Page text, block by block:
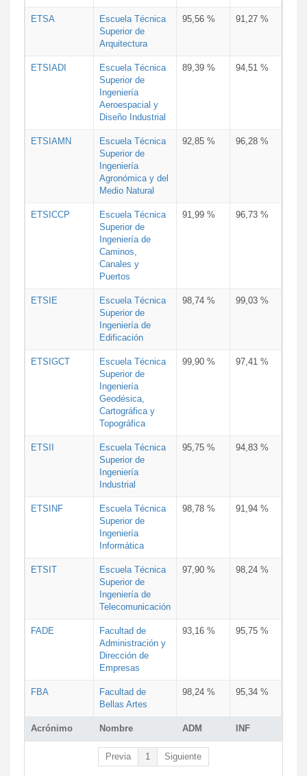
Acrónimo Nombre ADM INF
ETSA
Escuela Técnica
Superior de
Arquitectura
95,56 % 91,27 %
ETSIADI
Escuela Técnica
Superior de
Ingeniería
Aeroespacial y
Diseño Industrial
89,39 % 94,51 %
ETSIAMN
Escuela Técnica
Superior de
Ingeniería
Agronómica y del
Medio Natural
92,85 % 96,28 %
ETSICCP
Escuela Técnica
Superior de
Ingeniería de
Caminos,
Canales y
Puertos
91,99 % 96,73 %
ETSIE
Escuela Técnica
Superior de
Ingeniería de
Edificación
98,74 % 99,03 %
ETSIGCT
Escuela Técnica
Superior de
Ingeniería
Geodésica,
Cartográfica y
Topográfica
99,90 % 97,41 %
ETSII
Escuela Técnica
Superior de
Ingeniería
Industrial
95,75 % 94,83 %
ETSINF
Escuela Técnica
Superior de
Ingeniería
Informática
98,78 % 91,94 %
ETSIT
Escuela Técnica
Superior de
Ingeniería de
Telecomunicación
97,90 % 98,24 %
FADE
Facultad de
Administración y
Dirección de
Empresas
93,16 % 95,75 %
FBA
Facultad de
Bellas Artes
98,24 % 95,34 %
Previa 1 Siguiente